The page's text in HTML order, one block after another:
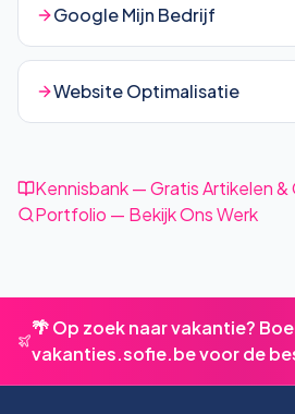
Google Mijn Bedrijf
Website Optimalisatie
Kennisbank — Gratis Artikelen &
Portfolio — Bekijk Ons Werk
🌴 Op zoek naar vakantie?
vakanties.sofie.be voor de